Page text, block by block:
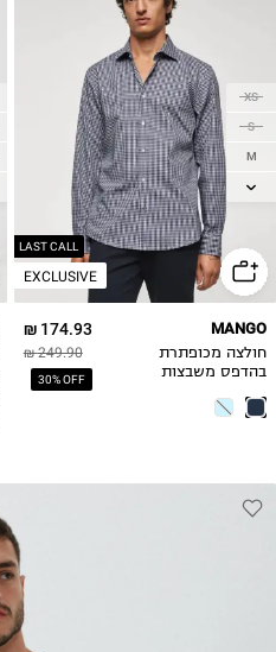
LAST CALL
EXCLUSIVE
XS
S
M
L
2XL
174.93 ₪
249.90 ₪
30% OFF
MANGO
חולצה מכופתרת
בהדפס משבצות